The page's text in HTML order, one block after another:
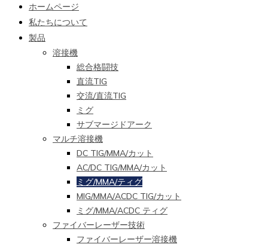
ホームページ
私たちについて
製品
溶接機
総合格闘技
直流TIG
交流/直流TIG
ミグ
サブマージドアーク
マルチ溶接機
DC TIG/MMA/カット
AC/DC TIG/MMA/カット
ミグ/MMA/ティグ
MIG/MMA/ACDC TIG/カット
ミグ/MMA/ACDC ティグ
ファイバーレーザー技術
ファイバーレーザー溶接機